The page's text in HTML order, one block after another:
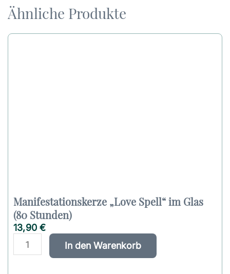
Ähnliche Produkte
Manifestationskerze „Love Spell“ im Glas
(80 Stunden)
13,90€
In den Warenkorb